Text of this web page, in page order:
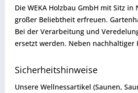
Die WEKA Holzbau GmbH mit Sitz
großer Beliebtheit erfreuen.
Bei der Verarbeitung und
ersetzt werden. Neben
Sicherheitshinweise
Unsere Wellnessartikel (Saunen,